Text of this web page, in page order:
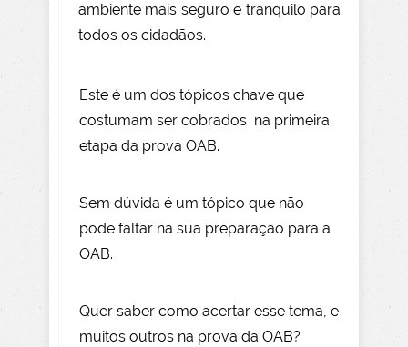
ambiente mais seguro e tranquilo para
todos os cidadãos.
Este é um dos tópicos chave que
costumam ser cobrados na primeira
etapa da prova OAB.
Sem dúvida é um tópico que não
pode faltar na sua preparação para a
OAB.
Quer saber como acertar esse tema, e
muitos outros na prova da OAB?